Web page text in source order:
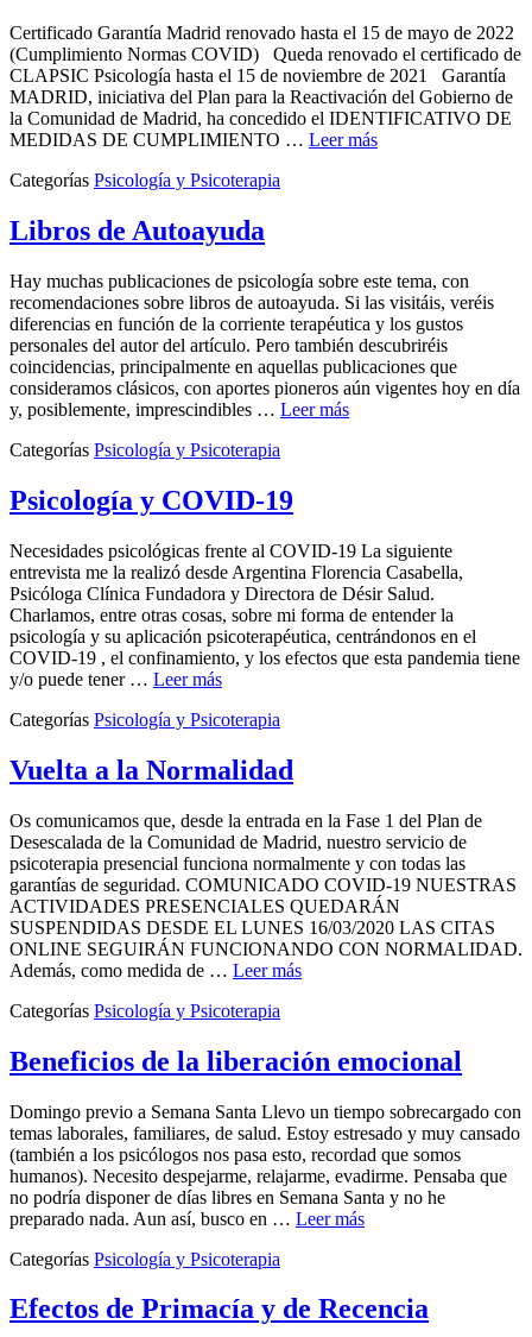
Certificado Garantía Madrid renovado hasta el 15 de mayo de 2022
(Cumplimiento Normas COVID) Queda renovado el certificado de
CLAPSIC Psicología hasta el 15 de noviembre de 2021 Garantía
MADRID, iniciativa del Plan para la Reactivación del Gobierno de
la Comunidad de Madrid, ha concedido el IDENTIFICATIVO DE
MEDIDAS DE CUMPLIMIENTO … Leer más
Categorías Psicología y Psicoterapia
Libros de Autoayuda
Hay muchas publicaciones de psicología sobre este tema, con
recomendaciones sobre libros de autoayuda. Si las visitáis, veréis
diferencias en función de la corriente terapéutica y los gustos
personales del autor del artículo. Pero también descubriréis
coincidencias, principalmente en aquellas publicaciones que
consideramos clásicos, con aportes pioneros aún vigentes hoy en día
y, posiblemente, imprescindibles … Leer más
Categorías Psicología y Psicoterapia
Psicología y COVID-19
Necesidades psicológicas frente al COVID-19 La siguiente
entrevista me la realizó desde Argentina Florencia Casabella,
Psicóloga Clínica Fundadora y Directora de Désir Salud.
Charlamos, entre otras cosas, sobre mi forma de entender la
psicología y su aplicación psicoterapéutica, centrándonos en el
COVID-19 , el confinamiento, y los efectos que esta pandemia tiene
y/o puede tener … Leer más
Categorías Psicología y Psicoterapia
Vuelta a la Normalidad
Os comunicamos que, desde la entrada en la Fase 1 del Plan de
Desescalada de la Comunidad de Madrid, nuestro servicio de
psicoterapia presencial funciona normalmente y con todas las
garantías de seguridad. COMUNICADO COVID-19 NUESTRAS
ACTIVIDADES PRESENCIALES QUEDARÁN
SUSPENDIDAS DESDE EL LUNES 16/03/2020 LAS CITAS
ONLINE SEGUIRÁN FUNCIONANDO CON NORMALIDAD.
Además, como medida de … Leer más
Categorías Psicología y Psicoterapia
Beneficios de la liberación emocional
Domingo previo a Semana Santa Llevo un tiempo sobrecargado con
temas laborales, familiares, de salud. Estoy estresado y muy cansado
(también a los psicólogos nos pasa esto, recordad que somos
humanos). Necesito despejarme, relajarme, evadirme. Pensaba que
no podría disponer de días libres en Semana Santa y no he
preparado nada. Aun así, busco en … Leer más
Categorías Psicología y Psicoterapia
Efectos de Primacía y de Recencia